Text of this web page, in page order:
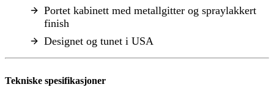
Portet kabinett med metallgitter og spraylakkert
finish
Designet og tunet i USA
Tekniske spesifikasjoner